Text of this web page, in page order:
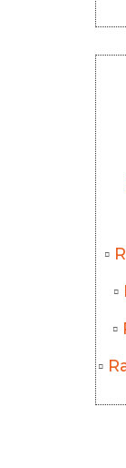
▫
▫
▫
▫